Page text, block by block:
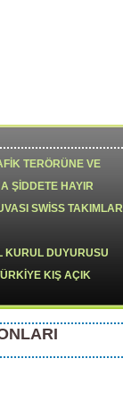
TERÖRÜNE VE
ŞİDDETE HAYIR
SWİSS TAKIMLAR
KURUL DUYURUSU
KIŞ AÇIK
XL
terörüne ve kadına